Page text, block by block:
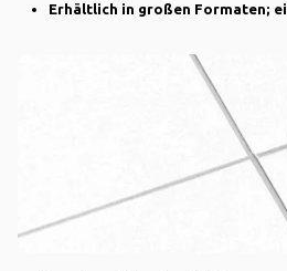
Erhältlich in großen Formaten;